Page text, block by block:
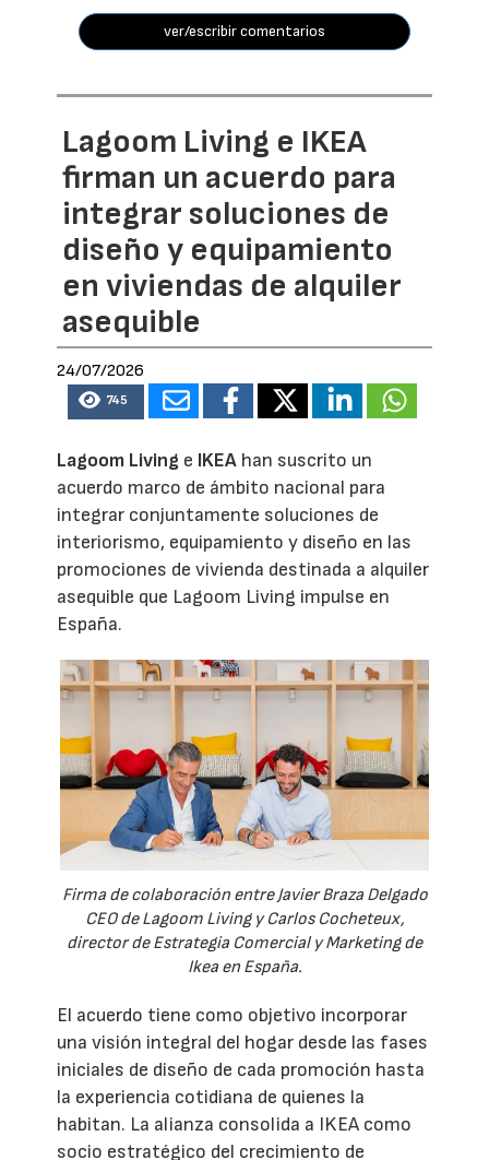
ver/escribir comentarios
Lagoom Living e IKEA
firman un acuerdo para
integrar soluciones de
diseño y equipamiento
en viviendas de alquiler
asequible
24/07/2026
745
Lagoom Living e IKEA han suscrito un
acuerdo marco de ámbito nacional para
integrar conjuntamente soluciones de
interiorismo, equipamiento y diseño en las
promociones de vivienda destinada a alquiler
asequible que Lagoom Living impulse en
España.
Firma de colaboración entre Javier Braza Delgado
CEO de Lagoom Living y Carlos Cocheteux,
director de Estrategia Comercial y Marketing de
Ikea en España.
El acuerdo tiene como objetivo incorporar
una visión integral del hogar desde las fases
iniciales de diseño de cada promoción hasta
la experiencia cotidiana de quienes la
habitan. La alianza consolida a IKEA como
socio estratégico del crecimiento de